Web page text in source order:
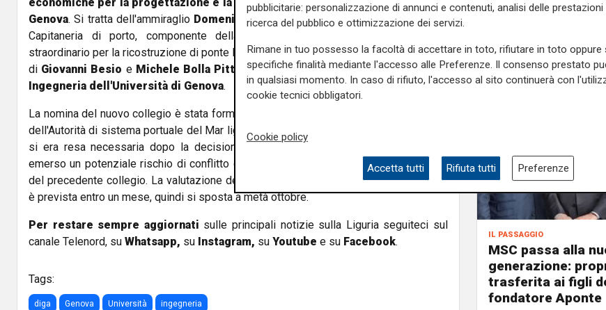
economiche per la progettazione e la costruzione della nuova diga foranea di
Genova. Si tratta dell'ammiraglio Domenico Andrea Roberto Napoli, ufficiale della
Capitaneria di porto, componente della struttura di supporto al commissario
straordinario per la ricostruzione di ponte Morandi, che avrà le funzioni di presidente e
di Giovanni Besio e Michele Bolla Pittalugaentrambiprofessori alla facoltà di
Ingegneria dell'Università di Genova.
La nomina del nuovo collegio è stata formalizzata oggi con un decreto del presidente
dell'Autorità di sistema portuale del Mar ligure occidentale
si era resa necessaria dopo la decisione di cambiare l'intera terna dopo che era
emerso un potenziale rischio di conflitto di interessi da parte di uno dei componenti
del precedente collegio. La valutazione delle offerte partirà subito e l'aggiudicazione
è prevista entro un mese, quindi si sposta a metà ottobre.
Per restare sempre aggiornati sulle principali notizie sulla Liguria seguiteci sul
canale Telenord, su Whatsapp, su Instagram, su Youtube e su Facebook.
Tags:
diga Genova Università ingegneria
il passaggio
MSC passa alla
generazione:
trasferita ai figli
fondatore Aponte
pubblicitarie: personalizzazione di annunci e contenuti, analisi delle prestazioni
ricerca del pubblico e ottimizzazione dei servizi.
Rimane in tuo possesso la facoltà di accettare in toto, rifiutare in toto oppure
specifiche finalità mediante l'accesso alle Preferenze. Il consenso prestato
in qualsiasi momento. In caso di rifiuto, l'accesso al sito continuerà con
cookie tecnici obbligatori.
Cookie policy
Accetta tutti Rifiuta tutti Preferenze